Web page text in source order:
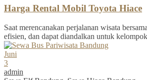
Harga Rental Mobil Toyota Hiace
Saat merencanakan perjalanan wisata
efisien, dan dapat diandalkan untuk
Juni
3
admin